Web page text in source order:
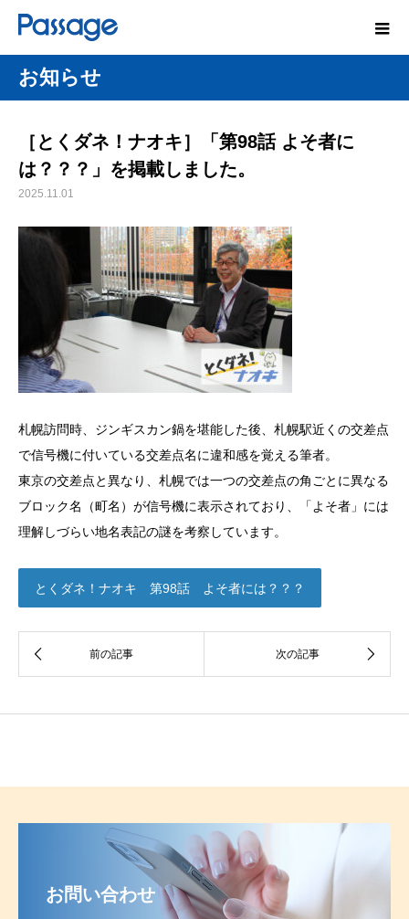
お知らせ
［とくダネ！ナオキ］「第98話 よそ者に
は？？？」を掲載しました。
2025.11.01
札幌訪問時、ジンギスカン鍋を堪能した後、札幌駅近くの交差点
で信号機に付いている交差点名に違和感を覚える筆者。
東京の交差点と異なり、札幌では一つの交差点の角ごとに異なる
ブロック名（町名）が信号機に表示されており、「よそ者」には
理解しづらい地名表記の謎を考察しています。
とくダネ！ナオキ 第98話 よそ者には？？？
お問い合わせ